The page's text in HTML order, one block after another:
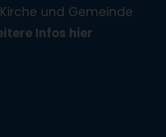
und Gemeinde
Infos hier